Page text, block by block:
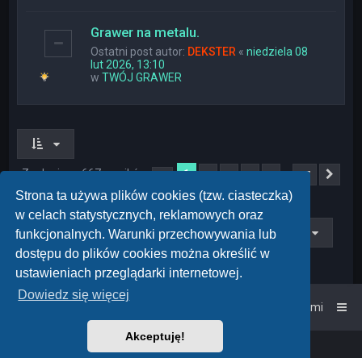
Strona ta używa plików cookies (tzw. ciasteczka)
w celach statystycznych, reklamowych oraz
funkcjonalnych. Warunki przechowywania lub
dostępu do plików cookies można określić w
ustawieniach przeglądarki internetowej.
Dowiedz się więcej
Akceptuję!
Grawer na metalu.
Ostatni post autor: DEKSTER «niedziela 08
lut 2026, 13:10
wTWÓJ GRAWER
Znaleziono 667 wyników 1 2 3 4 5 … 27
Przejdź do
Kontakt z nami
phpBB
PlanetStyles